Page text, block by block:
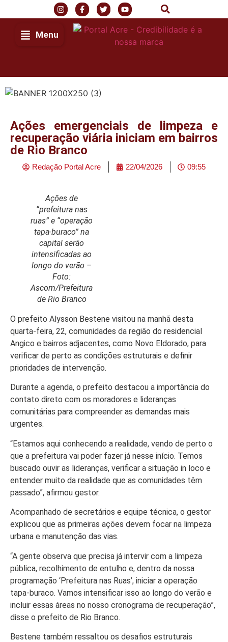
Menu
Início
Últimas
Notícias
Agenda
Cultural
Política
Economia
Atos Oficiais
Atualidades
Blogs e
Colunas
Especiais
Gastronomia
TV Portal
Sobre o
Portal Acre
Expediente
Política de
privacidade
Fale com
Portal Acre
Ações emergenciais de limpeza e
recuperação viária iniciam em bairros
de Rio Branco
Redação Portal Acre 22/04/2026 09:55
Ações de
“prefeitura nas
ruas” e “operação
tapa-buraco” na
capital serão
intensificadas ao
longo do verão –
Foto:
Ascom/Prefeitura
de Rio Branco
O prefeito Alysson Bestene visitou na manhã desta
quarta-feira, 22, comunidades da região do residencial
Angico e bairros adjacentes, como Novo Eldorado, para
verificar de perto as condições estruturais e definir
prioridades de intervenção.
Durante a agenda, o prefeito destacou a importância do
contato direto com os moradores e lideranças
comunitárias para compreender as demandas mais
urgentes.
“Estamos aqui conhecendo a realidade, vendo de perto o
que a prefeitura vai poder fazer já nesse início. Temos
buscado ouvir as lideranças, verificar a situação in loco e
entender muito da realidade que as comunidades têm
passado”, afirmou gestor.
Acompanhado de secretários e equipe técnica, o gestor
explicou que as primeiras ações devem focar na limpeza
urbana e manutenção das vias.
“A gente observa que precisa já intervir com a limpeza
pública, recolhimento de entulho e, dentro da nossa
programação ‘Prefeitura nas Ruas’, iniciar a operação
tapa-buraco. Vamos intensificar isso ao longo do verão e
incluir essas áreas no nosso cronograma de recuperação”,
disse o prefeito de Rio Branco.
Bestene também ressaltou os desafios estruturais